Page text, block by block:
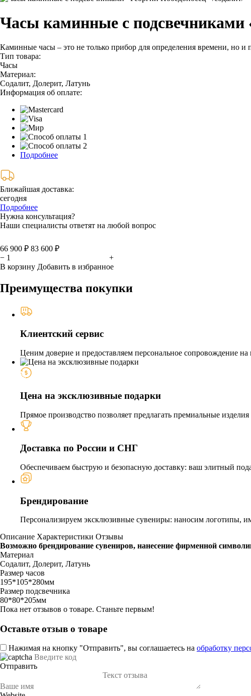
Часы каминные с подсвечниками
Каминные часы – это не только прибор для определения времени, но
Тип товара:
Часы
Материал:
Содалит, Долерит, Латунь
Информация об оплате:
Подробнее
Ближайшая доставка:
сегодня
Подробнее
Нужна консультация?
Наши специалисты ответят на любой вопрос
66 900 ₽ 83 600 ₽
−
+
В корзину Добавить в избранное
Преимущества покупки
Клиентский сервис
Ценим доверие и предоставляем персональное сопровождение
Цена на эксклюзивные подарки
Прямое производство позволяет предлагать премиальные
Доставка по России и СНГ
Обеспечиваем быструю и безопасную доставку: ваш элитный
Брендирование
Персонализируем эксклюзивные сувениры: наносим логотипы,
Описание Характеристики Отзывы
Возможно брендирование сувениров, нанесение фирменной
Материал
Содалит, Долерит, Латунь
Размер часов
195*105*280мм
Размер подсвечника
80*80*205мм
Пока нет отзывов о товаре. Станьте первым!
Оставьте отзыв о товаре
Нажимая на кнопку "Отправить", вы соглашаетесь на обработку
Отправить